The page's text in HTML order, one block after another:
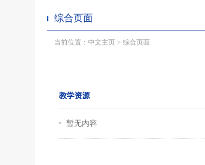
综合页面
当前位置：中文主页 > 综合页面
教学资源
暂无内容